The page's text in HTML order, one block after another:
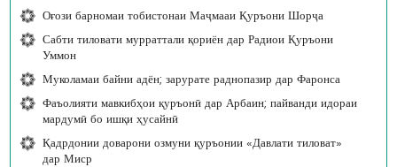
Оғози барномаи тобистонаи Маҷмааи Қуръони Шорҷа
Сабти тиловати мурраттали қориён дар Радиои Қуръони
Уммон
Муколамаи байни адён; зарурате раднопазир дар Фаронса
Фаъолияти мавкибҳои қуръонӣ дар Арбаин; пайванди идораи
мардумӣ бо ишқи ҳусайнӣ
Қадрдонии доварони озмуни қуръонии «Давлати тиловат»
дар Миср